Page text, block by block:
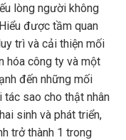
lòng người không
được tầm quan
trì và cải thiện mối
hóa công ty và một
đến những mối
tác sao cho thật nhân
sinh và phát triển,
trở thành 1 trong